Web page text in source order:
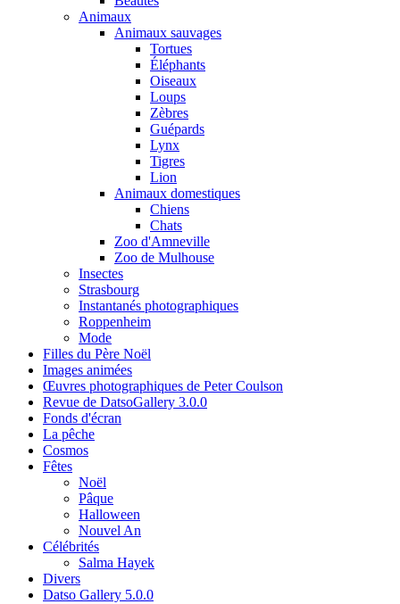
Animaux
Animaux sauvages
Tortues
Éléphants
Oiseaux
Loups
Zèbres
Guépards
Lynx
Tigres
Lion
Animaux domestiques
Chiens
Chats
Zoo d'Amneville
Zoo de Mulhouse
Insectes
Strasbourg
Instantanés photographiques
Roppenheim
Mode
Filles du Père Noël
Images animées
Œuvres photographiques de Peter Coulson
Revue de DatsoGallery 3.0.0
Fonds d'écran
La pêche
Cosmos
Fêtes
Noël
Pâque
Halloween
Nouvel An
Célébrités
Salma Hayek
Divers
Datso Gallery 5.0.0